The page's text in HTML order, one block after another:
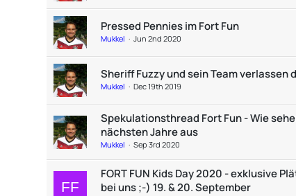
Pressed Pennies im Fort Fun
Mukkel Jun 2nd 2020
Sheriff Fuzzy und sein Team verlassen
Mukkel Dec 19th 2019
Spekulationsthread Fort Fun - Wie
nächsten Jahre aus
Mukkel Sep 3rd 2020
FORT FUN Kids Day 2020 - exklusive
bei uns ;-) 19. & 20. September